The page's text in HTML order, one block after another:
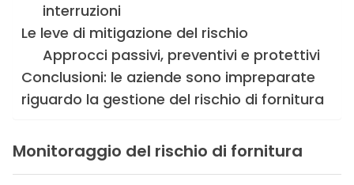
interruzioni
Le leve di mitigazione del rischio
Approcci passivi, preventivi e protettivi
Conclusioni: le aziende sono impreparate
riguardo la gestione del rischio di fornitura
Monitoraggio del rischio di fornitura